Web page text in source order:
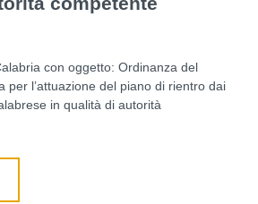
con oggetto: Ordinanza del
per l’attuazione del piano di rientro dai
in qualità di autorità